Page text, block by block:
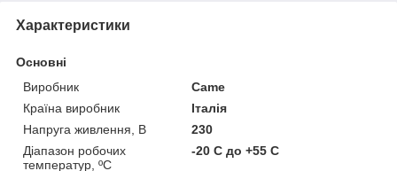
Характеристики
Основні
Виробник
Came
Країна виробник
Італія
Напруга живлення, В
230
Діапазон робочих
температур, ºС
-20 С до +55 С